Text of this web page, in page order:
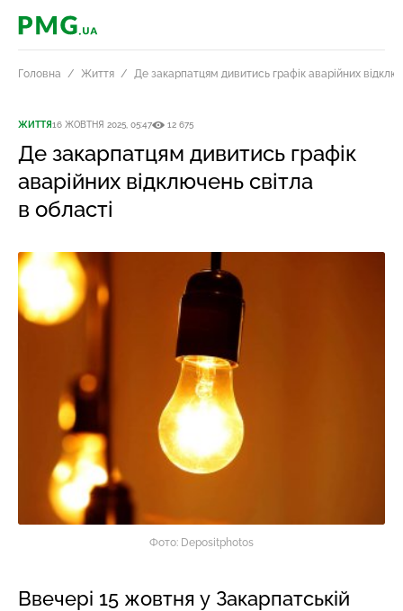
PMG.ua
Головна Життя Де закарпатцям дивитись графік аварійних
ЖИТТЯ16 ЖОВТНЯ 2025, 05:47 12 675
Де закарпатцям дивитись графік
аварійних відключень світла
в області
Фото: Depositphotos
Ввечері 15 жовтня у Закарпатській